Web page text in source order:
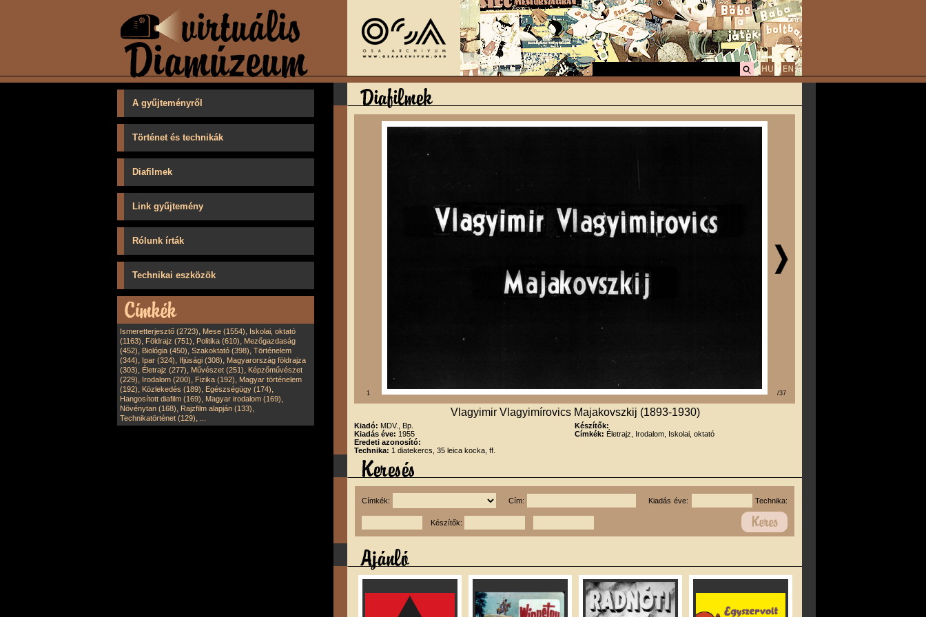
A gyűjteményről
Történet és technikák
Diafilmek
Link gyűjtemény
Rólunk írták
Technikai eszközök
Ismeretterjesztő (2723), Mese (1554), Iskolai, oktató
(1163), Földrajz (751), Politika (610), Mezőgazdaság
(452), Biológia (450), Szakoktató (398), Történelem
(344), Ipar (324), Ifjúsági (308), Magyarország földrajza
(303), Életrajz (277), Művészet (251), Képzőművészet
(229), Irodalom (200), Fizika (192), Magyar történelem
(192), Közlekedés (189), Egészségügy (174),
Hangosított diafilm (169), Magyar irodalom (169),
Növénytan (168), Rajzfilm alapján (133),
Technikatörténet (129),
1 /37
Vlagyimir Vlagyimírovics Majakovszkij (1893-1930)
Kiadó: MDV., Bp.
Kiadás éve: 1955
Eredeti azonosító:
Technika: 1 diatekercs, 35 leica kocka, ff.
Készítők:
Címkék: Életrajz, Irodalom, Iskolai, oktató
Címkék: Cím: Kiadás éve: Technika:
Készítők: